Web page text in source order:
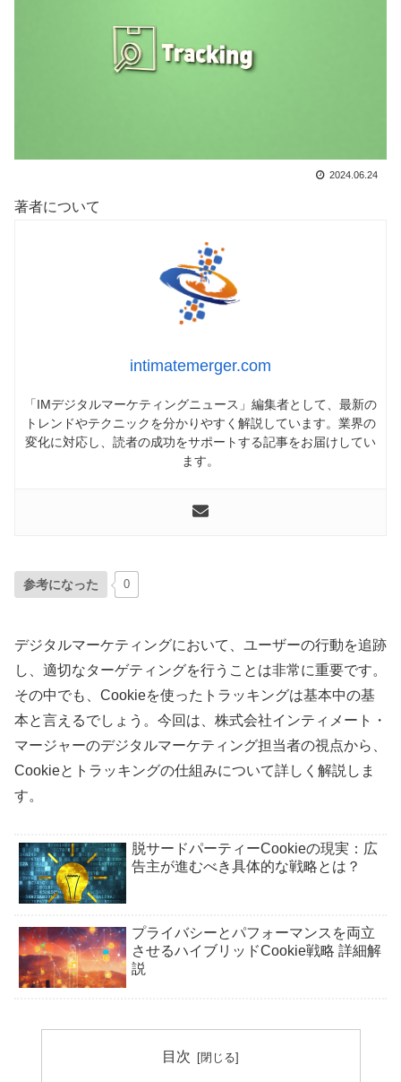
2024.06.24
著者について
intimatemerger.com
「IMデジタルマーケティングニュース」編集者として、最新の
トレンドやテクニックを分かりやすく解説しています。業界の
変化に対応し、読者の成功をサポートする記事をお届けしてい
ます。
参考になった 0
デジタルマーケティングにおいて、ユーザーの行動を追跡
し、適切なターゲティングを行うことは非常に重要です。
その中でも、Cookieを使ったトラッキングは基本中の基
本と言えるでしょう。今回は、株式会社インティメート・
マージャーのデジタルマーケティング担当者の視点から、
Cookieとトラッキングの仕組みについて詳しく解説しま
す。
脱サードパーティーCookieの現実：広
告主が進むべき具体的な戦略とは？
プライバシーとパフォーマンスを両立
させるハイブリッドCookie戦略 詳細解
説
目次